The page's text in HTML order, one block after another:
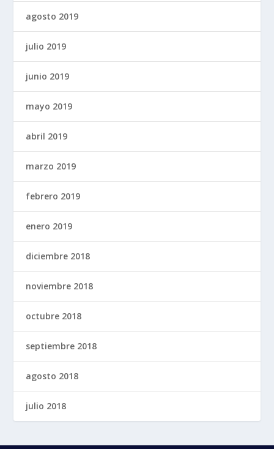
agosto 2019
julio 2019
junio 2019
mayo 2019
abril 2019
marzo 2019
febrero 2019
enero 2019
diciembre 2018
noviembre 2018
octubre 2018
septiembre 2018
agosto 2018
julio 2018